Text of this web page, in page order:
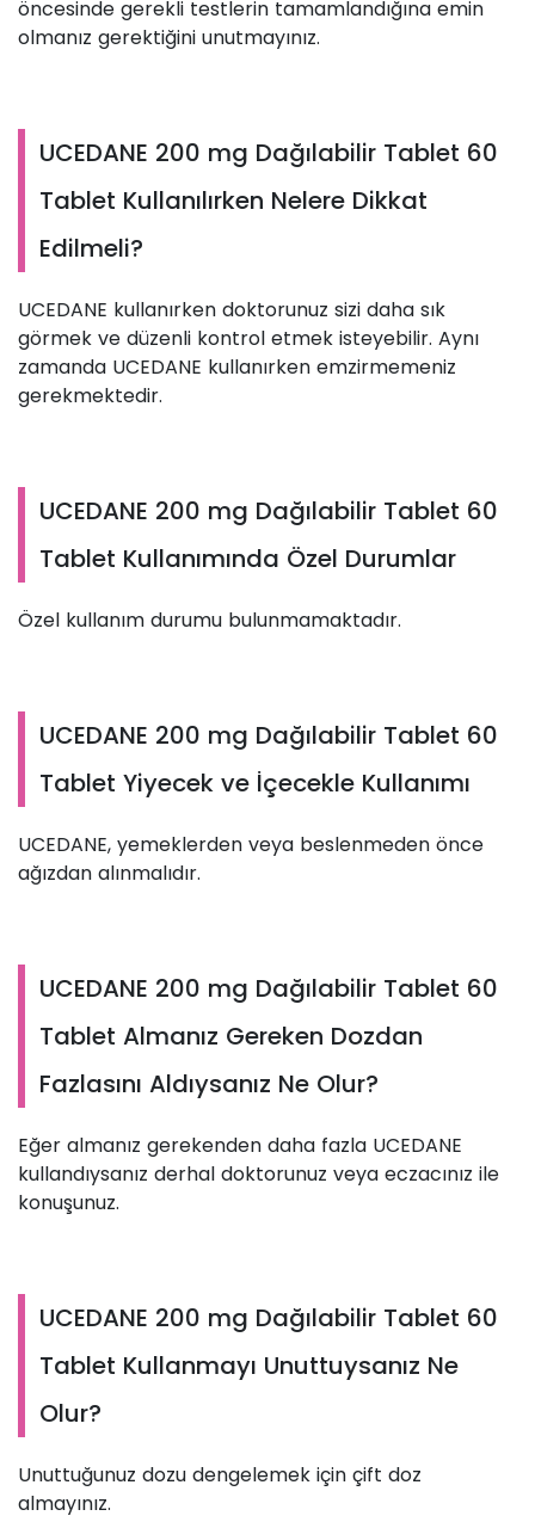
öncesinde gerekli testlerin tamamlandığına emin
olmanız gerektiğini unutmayınız.
UCEDANE 200 mg Dağılabilir Tablet 60
Tablet Kullanılırken Nelere Dikkat
Edilmeli?
UCEDANE kullanırken doktorunuz sizi daha sık
görmek ve düzenli kontrol etmek isteyebilir. Aynı
zamanda UCEDANE kullanırken emzirmemeniz
gerekmektedir.
UCEDANE 200 mg Dağılabilir Tablet 60
Tablet Kullanımında Özel Durumlar
Özel kullanım durumu bulunmamaktadır.
UCEDANE 200 mg Dağılabilir Tablet 60
Tablet Yiyecek ve İçecekle Kullanımı
UCEDANE, yemeklerden veya beslenmeden önce
ağızdan alınmalıdır.
UCEDANE 200 mg Dağılabilir Tablet 60
Tablet Almanız Gereken Dozdan
Fazlasını Aldıysanız Ne Olur?
Eğer almanız gerekenden daha fazla UCEDANE
kullandıysanız derhal doktorunuz veya eczacınız ile
konuşunuz.
UCEDANE 200 mg Dağılabilir Tablet 60
Tablet Kullanmayı Unuttuysanız Ne
Olur?
Unuttuğunuz dozu dengelemek için çift doz
almayınız.